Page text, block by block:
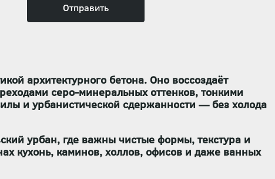
архитектурного бетона. Оно воссоздаёт
серо-минеральных оттенков, тонкими
и урбанистической сдержанности — без холода
урбан, где важны чистые формы, текстура и
кухонь, каминов, холлов, офисов и даже ванных